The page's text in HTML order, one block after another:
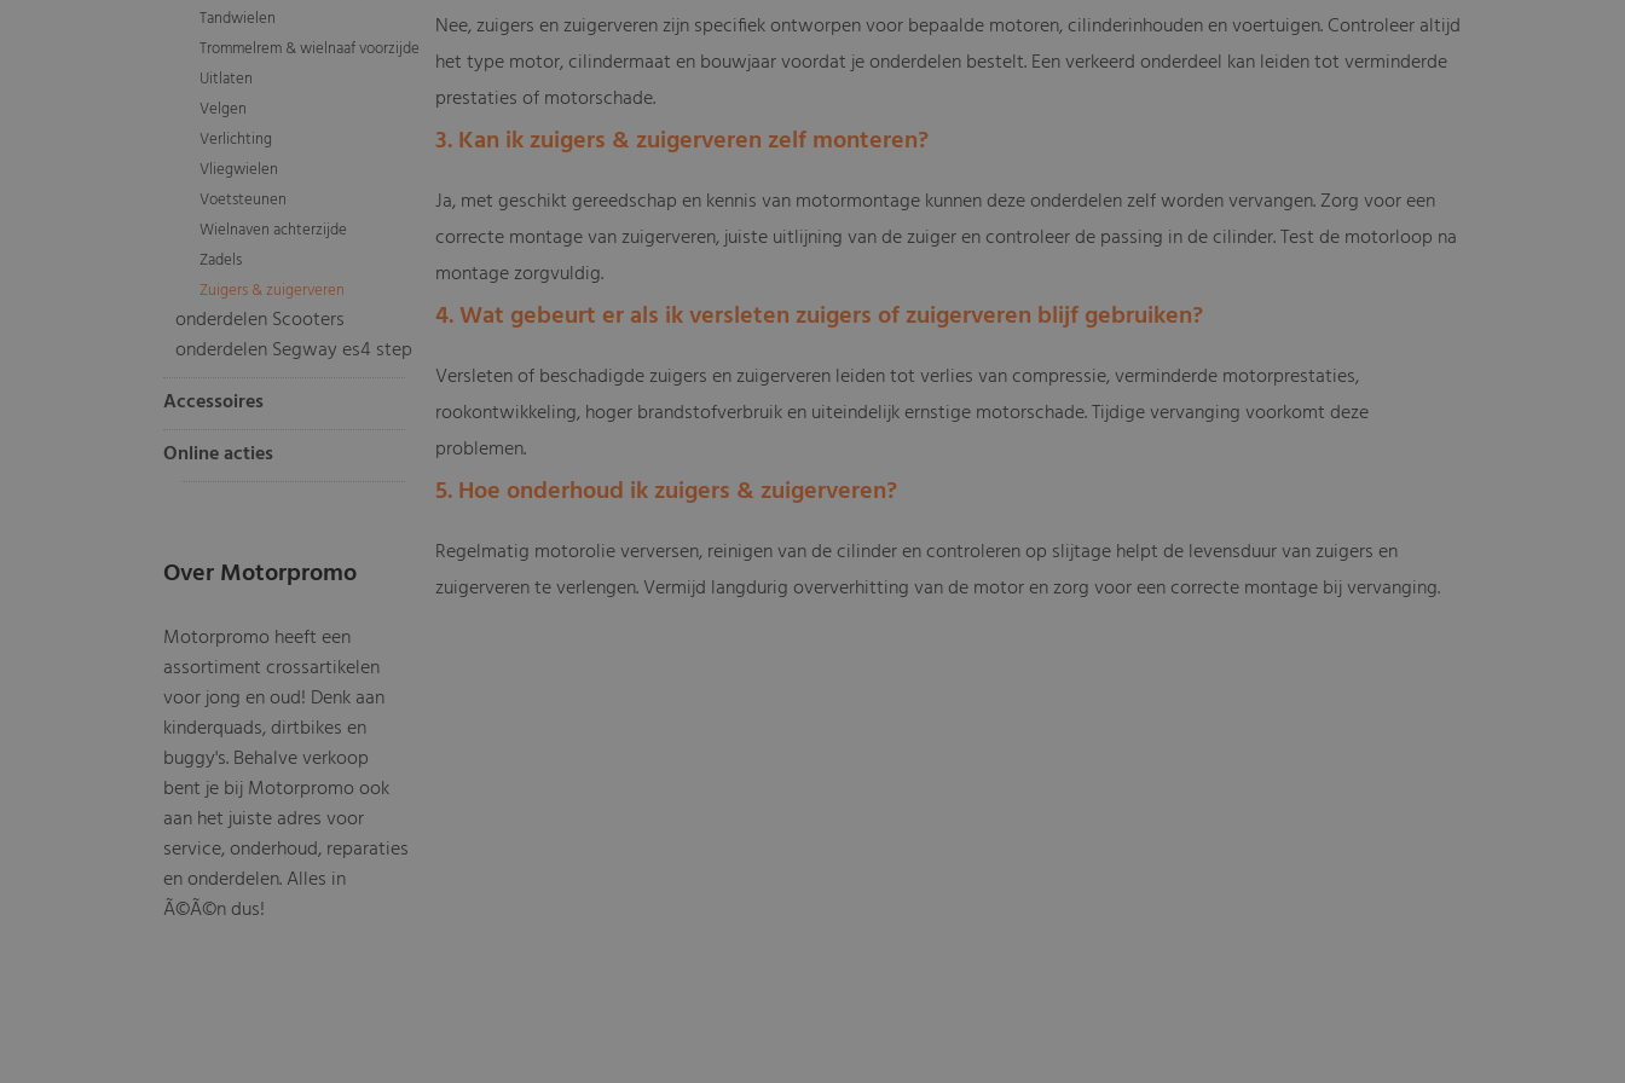
Tandwielen
Trommelrem & wielnaaf voorzijde
Uitlaten
Velgen
Verlichting
Vliegwielen
Voetsteunen
Wielnaven achterzijde
Zadels
Zuigers & zuigerveren
onderdelen Scooters
onderdelen Segway es4 step
Accessoires
Online acties
Over Motorpromo
Motorpromo heeft een
assortiment crossartikelen
voor jong en oud! Denk aan
kinderquads, dirtbikes en
buggy's. Behalve verkoop
bent je bij Motorpromo ook
aan het juiste adres voor
service, onderhoud, reparaties
en onderdelen. Alles in
Ã©Ã©n dus!
Nee, zuigers en zuigerveren zijn specifiek ontworpen voor bepaalde motoren, cilinderinhouden en voertuigen. Controleer altijd
het type motor, cilindermaat en bouwjaar voordat je onderdelen bestelt. Een verkeerd onderdeel kan leiden tot verminderde
prestaties of motorschade.
3. Kan ik zuigers & zuigerveren zelf monteren?
Ja, met geschikt gereedschap en kennis van motormontage kunnen deze onderdelen zelf worden vervangen. Zorg voor een
correcte montage van zuigerveren, juiste uitlijning van de zuiger en controleer de passing in de cilinder. Test de motorloop na
montage zorgvuldig.
4. Wat gebeurt er als ik versleten zuigers of zuigerveren blijf gebruiken?
Versleten of beschadigde zuigers en zuigerveren leiden tot verlies van compressie, verminderde motorprestaties,
rookontwikkeling, hoger brandstofverbruik en uiteindelijk ernstige motorschade. Tijdige vervanging voorkomt deze
problemen.
5. Hoe onderhoud ik zuigers & zuigerveren?
Regelmatig motorolie verversen, reinigen van de cilinder en controleren op slijtage helpt de levensduur van zuigers en
zuigerveren te verlengen. Vermijd langdurig oververhitting van de motor en zorg voor een correcte montage bij vervanging.